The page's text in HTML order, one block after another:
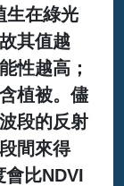
生在綠光
其值越
性越高；
植被。儘
段的反射
間來得
比NDVI